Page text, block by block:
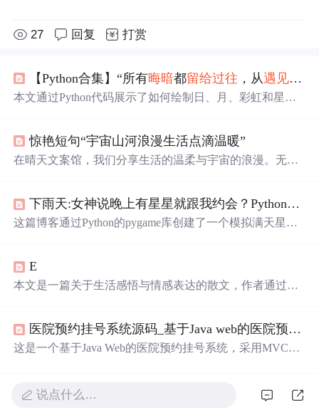
27 回复 打赏
【Python合集】“所有晦暗都留给过往 ，从遇见你开
本文通过Python代码展示了如何绘制日、月、彩虹和星光
的诗意句子，增添艺术气息。
惊艳短句“宇宙山河浪漫生活点滴温暖”
在晴天文案馆，我们分享生活的温柔与宇宙的浪漫。无论
予的礼物。
下雨天:女神说晚上有星星就跟我约会？Python带你绘制满天
这篇博客通过Python的pygame库创建了一个模拟满天星闪
动态移动，为编程爱好者提供了一次浪漫与技术的完美结
合。
E
本文是一篇关于生活感悟与情感表达的散文，作者通过诗
望。
医院预约挂号系统源码_基于Java web的医院预约挂号系统
这是一个基于Java Web的医院预约挂号系统，采用MVC设
功能。说点什么…